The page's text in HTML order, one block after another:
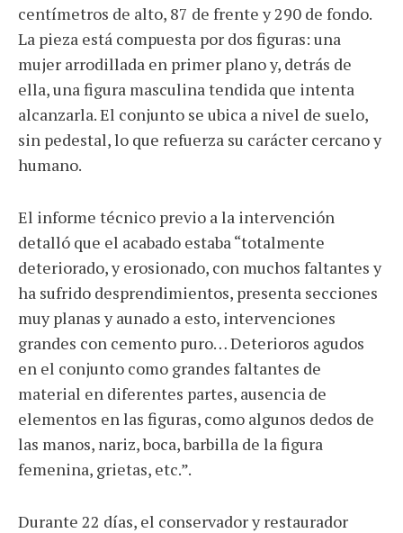
centímetros de alto, 87 de frente y 290 de fondo.
La pieza está compuesta por dos figuras: una
mujer arrodillada en primer plano y, detrás de
ella, una figura masculina tendida que intenta
alcanzarla. El conjunto se ubica a nivel de suelo,
sin pedestal, lo que refuerza su carácter cercano y
humano.
El informe técnico previo a la intervención
detalló que el acabado estaba “totalmente
deteriorado, y erosionado, con muchos faltantes y
ha sufrido desprendimientos, presenta secciones
muy planas y aunado a esto, intervenciones
grandes con cemento puro… Deterioros agudos
en el conjunto como grandes faltantes de
material en diferentes partes, ausencia de
elementos en las figuras, como algunos dedos de
las manos, nariz, boca, barbilla de la figura
femenina, grietas, etc.”.
Durante 22 días, el conservador y restaurador